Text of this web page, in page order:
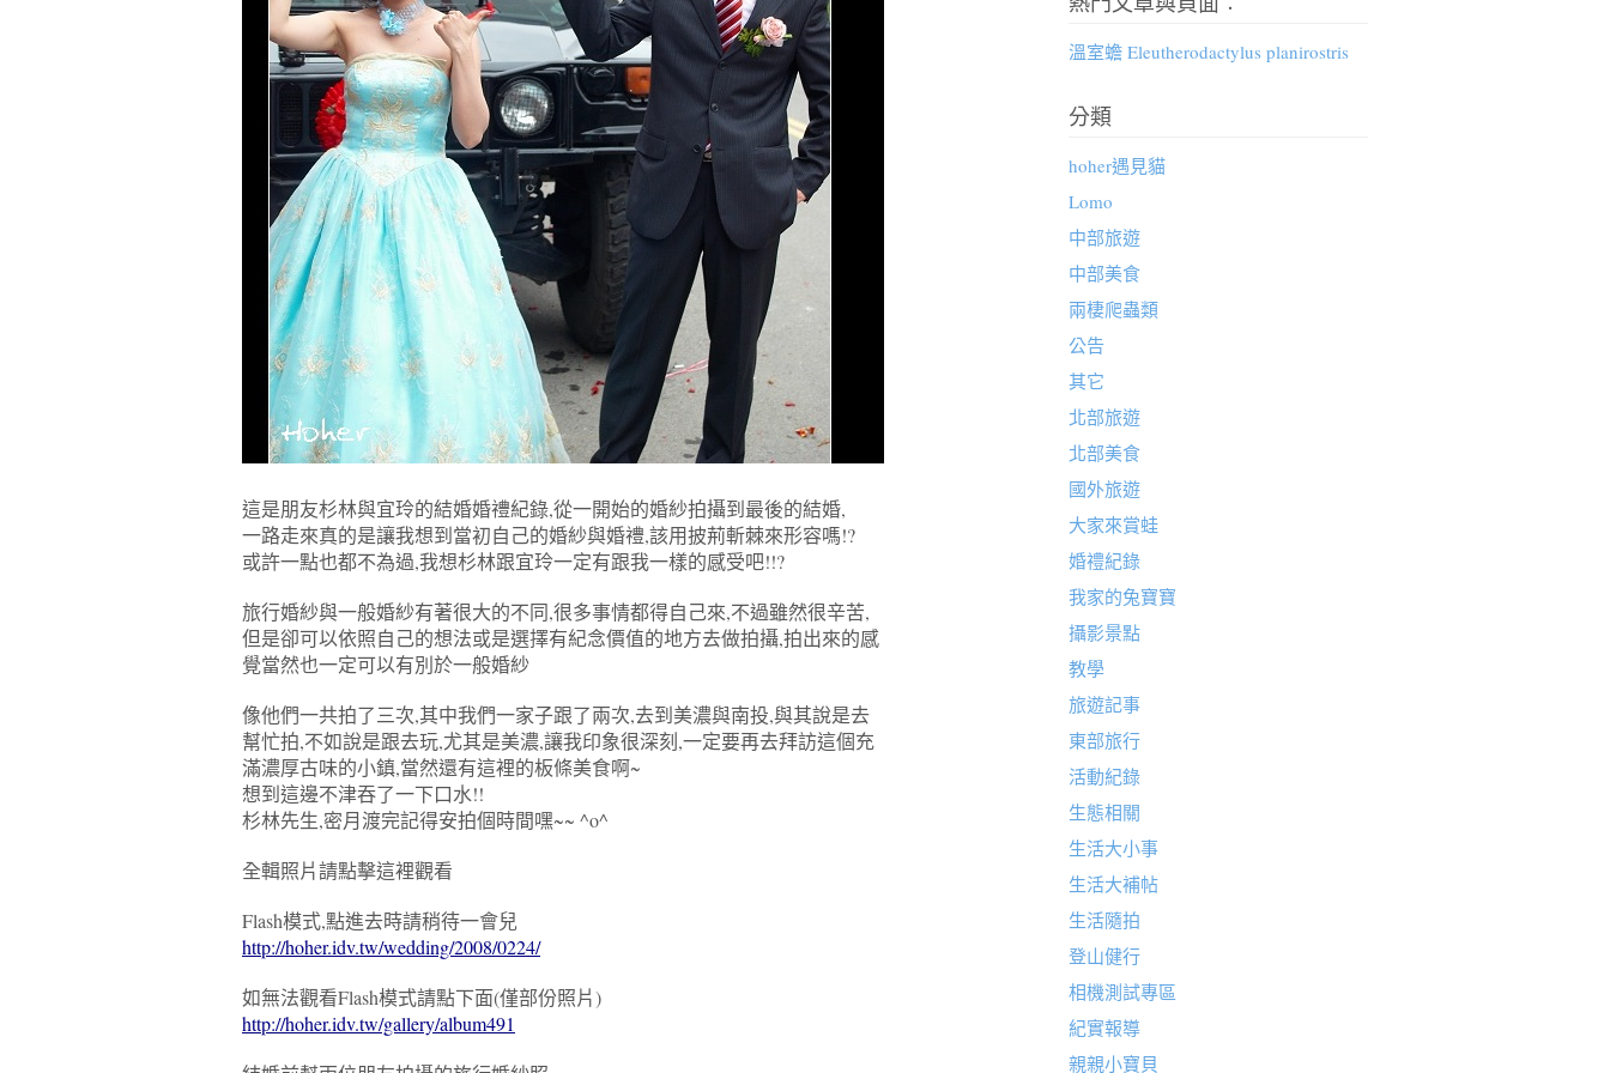
這是朋友杉林與宜玲的結婚婚禮紀錄,從一開始的婚紗拍攝到最後的結婚,
一路走來真的是讓我想到當初自己的婚紗與婚禮,該用披荊斬棘來形容嗎!?
或許一點也都不為過,我想杉林跟宜玲一定有跟我一樣的感受吧!!?
旅行婚紗與一般婚紗有著很大的不同,很多事情都得自己來,不過雖然很辛苦,
但是卻可以依照自己的想法或是選擇有紀念價值的地方去做拍攝,拍出來的感
覺當然也一定可以有別於一般婚紗
像他們一共拍了三次,其中我們一家子跟了兩次,去到美濃與南投,與其說是去
幫忙拍,不如說是跟去玩,尤其是美濃,讓我印象很深刻,一定要再去拜訪這個充
滿濃厚古味的小鎮,當然還有這裡的板條美食啊~
想到這邊不津吞了一下口水!!
杉林先生,密月渡完記得安拍個時間嘿~~ ^o^
全輯照片請點擊這裡觀看
Flash模式,點進去時請稍待一會兒
http://hoher.idv.tw/wedding/2008/0224/
如無法觀看Flash模式請點下面(僅部份照片)
http://hoher.idv.tw/gallery/album491
溫室蟾 Eleutherodactylus planirostris
分類
hoher遇見貓
Lomo
中部旅遊
中部美食
兩棲爬蟲類
公告
其它
北部旅遊
北部美食
國外旅遊
大家來賞蛙
婚禮紀錄
我家的兔寶寶
攝影景點
教學
旅遊記事
東部旅行
活動紀錄
生態相關
生活大小事
生活大補帖
生活隨拍
登山健行
相機測試專區
紀實報導
親親小寶貝